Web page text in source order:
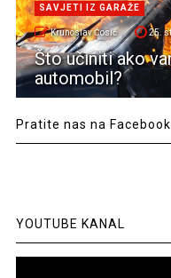
SAVJETI IZ GARAŽE
Krunoslav Ćosić 25.
Što učiniti ako
automobil?
Pratite nas na
YOUTUBE KANAL